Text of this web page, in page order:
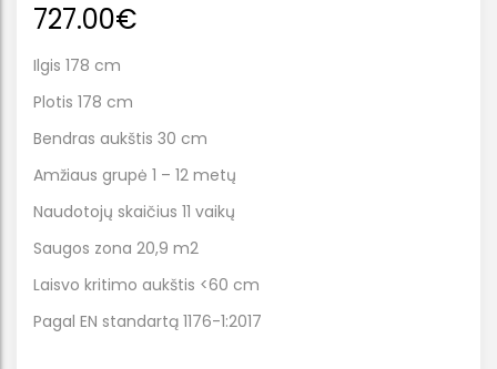
727.00€
Ilgis 178 cm
Plotis 178 cm
Bendras aukštis 30 cm
Amžiaus grupė 1 – 12 metų
Naudotojų skaičius 11 vaikų
Saugos zona 20,9 m2
Laisvo kritimo aukštis <60 cm
Pagal EN standartą 1176-1:2017